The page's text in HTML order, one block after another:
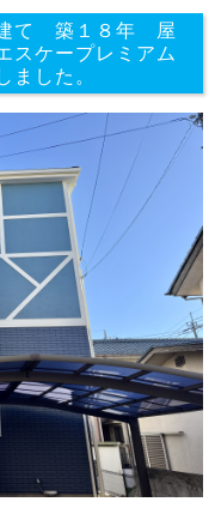
て 築１８年 屋
ケープレミアム
ました。